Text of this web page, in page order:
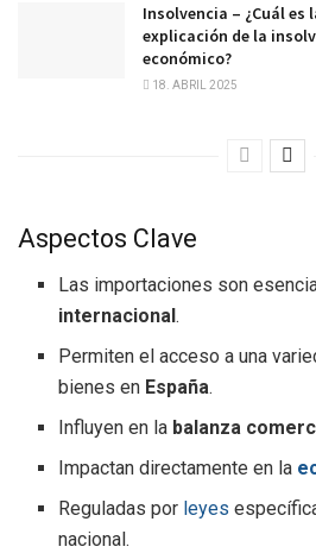
Insolvencia – ¿Cuál es
explicación de la
económico?
18. ABRIL 2025
Aspectos Clave
Las importaciones son
internacional.
Permiten el acceso a una
bienes en España.
Influyen en la balanza
Impactan directamente en la
Reguladas por leyes
nacional.